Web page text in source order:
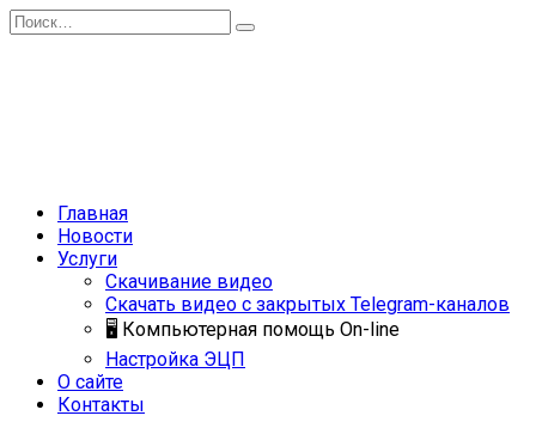
Перейти
к
Search
for:
Главная
Новости
Услуги
Скачивание видео
Скачать видео с закрытых Telegram-каналов
🖥 Компьютерная помощь On-line
Настройка ЭЦП
О сайте
Контакты